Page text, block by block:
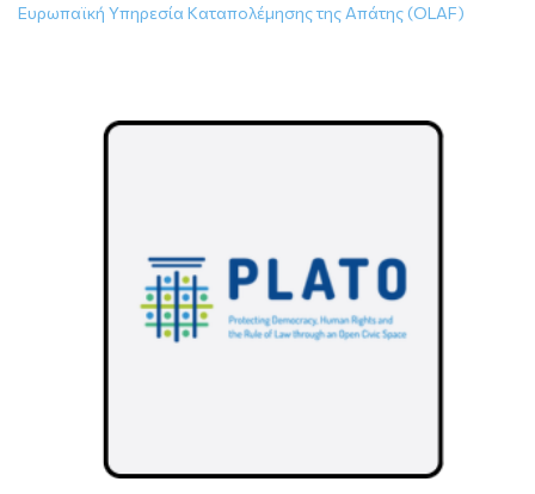
Ευρωπαϊκή Υπηρεσία Καταπολέμησης της Απάτης (OLAF)